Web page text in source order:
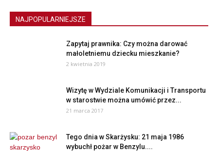
NAJPOPULARNIEJSZE
Zapytaj prawnika: Czy można darować
małoletniemu dziecku mieszkanie?
2 kwietnia 2019
Wizytę w Wydziale Komunikacji i Transportu
w starostwie można umówić przez...
21 marca 2017
Tego dnia w Skarżysku: 21 maja 1986
wybuchł pożar w Benzylu....